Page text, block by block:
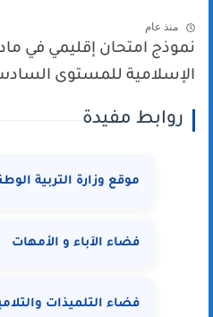
منذ عام
نموذج امتحان إقليمي في
الإسلامية للمستوى
روابط مفيدة
موقع وزارة التربية
فضاء الآباء و الأمهات
فضاء التلميذات